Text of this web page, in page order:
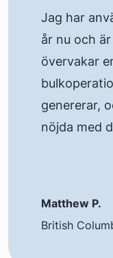
Jag har
år nu och
övervakar
genererar,
nöjda med
Matthew P.
British